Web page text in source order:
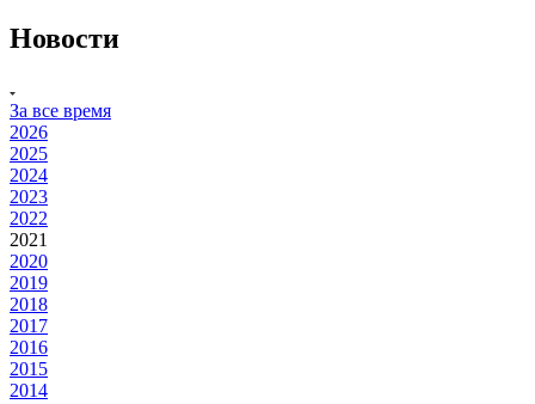
Новости
За все время
2026
2025
2024
2023
2022
2021
2020
2019
2018
2017
2016
2015
2014